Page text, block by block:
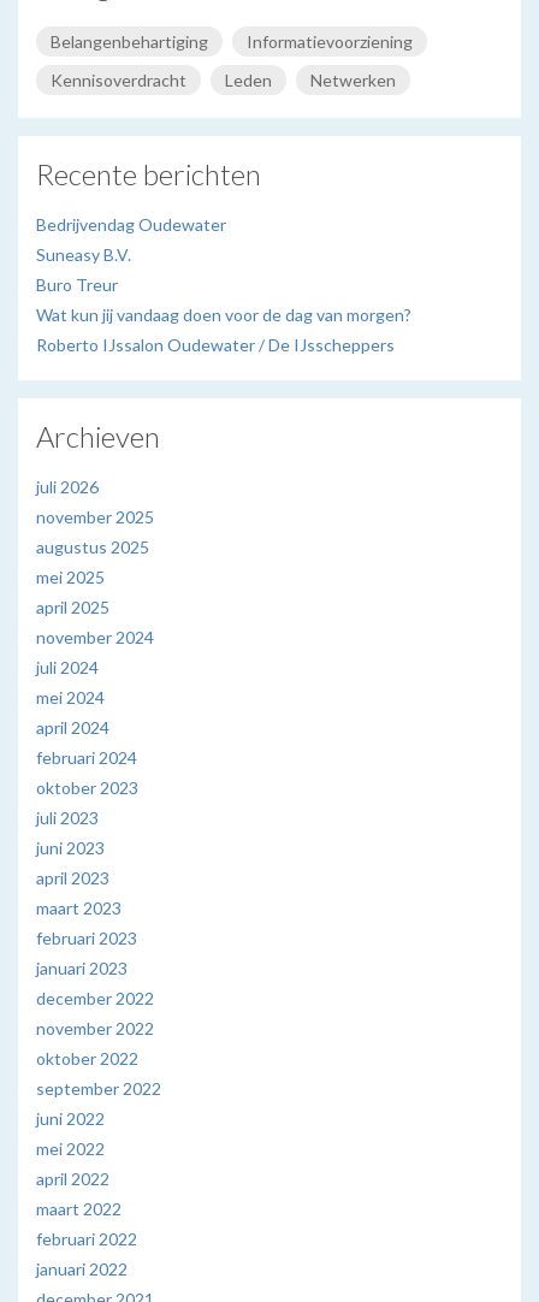
Belangenbehartiging
Informatievoorziening
Kennisoverdracht
Leden Netwerken
Recente berichten
Bedrijvendag Oudewater
Suneasy B.V.
Buro Treur
Wat kun jij vandaag doen voor de dag van morgen?
Roberto IJssalon Oudewater / De IJsscheppers
Archieven
juli 2026
november 2025
augustus 2025
mei 2025
april 2025
november 2024
juli 2024
mei 2024
april 2024
februari 2024
oktober 2023
juli 2023
juni 2023
april 2023
maart 2023
februari 2023
januari 2023
december 2022
november 2022
oktober 2022
september 2022
juni 2022
mei 2022
april 2022
maart 2022
februari 2022
januari 2022